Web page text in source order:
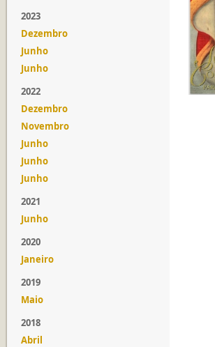
2023
Dezembro
Junho
Junho
2022
Dezembro
Novembro
Junho
Junho
Junho
2021
Junho
2020
Janeiro
2019
Maio
2018
Abril